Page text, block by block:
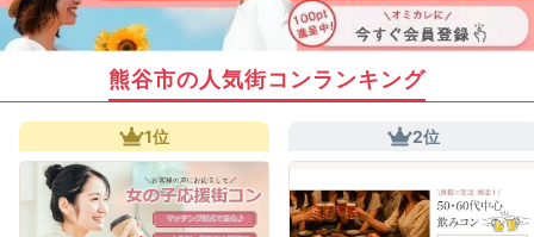
熊谷市の人気街コンランキング
1位 2位